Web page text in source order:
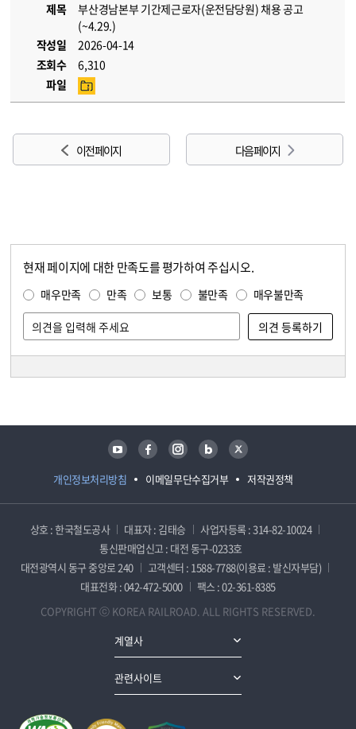
제목
부산경남본부 기간제근로자(운전담당원) 채용 공고
(~4.29.)
작성일
2026-04-14
조회수
6,310
파일
이전 페이지 다음 페이지
현재 페이지에 대한 만족도를 평가하여 주십시오.
매우만족 만족 보통 불만족 매우불만족
개인정보처리방침 이메일무단수집거부 저작권정책
유튜브 페이스북 인스타그램 블로그 트위터
상호 : 한국철도공사 대표자 : 김태승
사업자등록 : 314-82-10024
통신판매업신고 : 대전 동구-0233호
대전광역시 동구 중앙로 240
고객센터 : 1588-7788(이용료 : 발신자부담)
대표전화 : 042-472-5000
팩스 : 02-361-8385
COPYRIGHT ⓒ KOREA RAILROAD. ALL RIGHTS RESERVED.
계열사
관련사이트